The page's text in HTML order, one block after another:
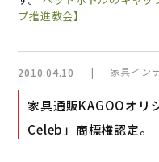
プ推進教会】
2010.04.10 | 家具イン
家具通販KAGOOオ
Celeb」商標権認定。